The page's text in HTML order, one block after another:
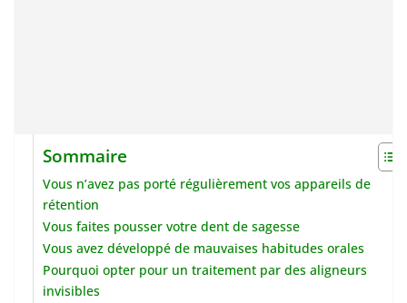
Sommaire
Vous n’avez pas porté régulièrement vos appareils de
rétention
Vous faites pousser votre dent de sagesse
Vous avez développé de mauvaises habitudes orales
Pourquoi opter pour un traitement par des aligneurs
invisibles